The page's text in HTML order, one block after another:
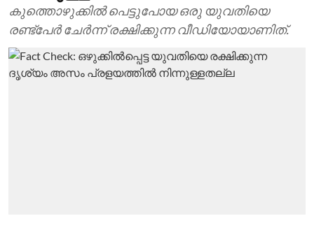
കുത്തൊഴുക്കില്‍ പെട്ടുപോയ ഒരു യുവതിയെ
രണ്ട്‌പേര്‍ ചേര്‍ന്ന് രക്ഷിക്കുന്ന വീഡിയോയാണിത്.